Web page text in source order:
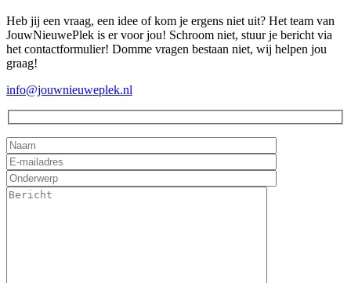
Heb jij een vraag, een idee of kom je ergens niet uit? Het team van
JouwNieuwePlek is er voor jou! Schroom niet, stuur je bericht via
het contactformulier! Domme vragen bestaan niet, wij helpen jou
graag!
info@jouwnieuweplek.nl